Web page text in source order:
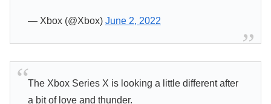
— Xbox (@Xbox) June 2, 2022
The Xbox Series X is looking a little different after
a bit of love and thunder.